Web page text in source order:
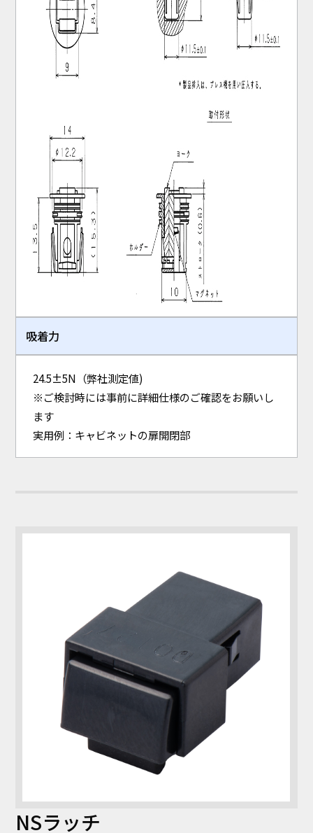
吸着力
24.5±5N（弊社測定値)
※ご検討時には事前に詳細仕様のご確認をお願いし
ます
実用例：キャビネットの扉開閉部
NSラッチ